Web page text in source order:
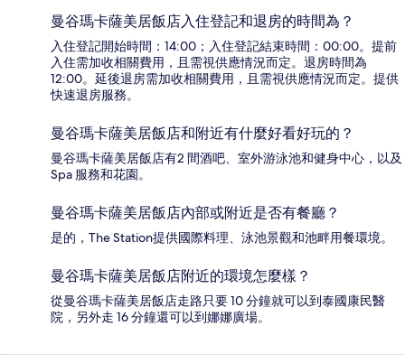
曼谷瑪卡薩美居飯店入住登記和退房的時間為？
入住登記開始時間：14:00；入住登記結束時間：00:00。提前
入住需加收相關費用，且需視供應情況而定。退房時間為
12:00。延後退房需加收相關費用，且需視供應情況而定。提供
快速退房服務。
曼谷瑪卡薩美居飯店和附近有什麼好看好玩的？
曼谷瑪卡薩美居飯店有2 間酒吧、室外游泳池和健身中心，以及
Spa 服務和花園。
曼谷瑪卡薩美居飯店內部或附近是否有餐廳？
是的，The Station提供國際料理、泳池景觀和池畔用餐環境。
曼谷瑪卡薩美居飯店附近的環境怎麼樣？
從曼谷瑪卡薩美居飯店走路只要 10 分鐘就可以到泰國康民醫
院，另外走 16 分鐘還可以到娜娜廣場。